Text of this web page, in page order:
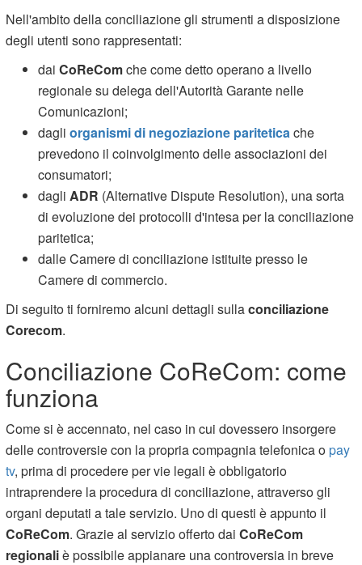
Nell'ambito della conciliazione gli strumenti a disposizione
degli utenti sono rappresentati:
daiCoReComche come detto operano a livello
regionale su delega dell'Autorità Garante nelle
Comunicazioni;
dagliorganismi di negoziazione paritetica che
prevedono il coinvolgimento delle associazioni dei
consumatori;
dagli ADR (Alternative Dispute Resolution), una sorta
di evoluzione dei protocolli d'intesa per la conciliazione
paritetica;
dalle Camere di conciliazione istituite presso le
Camere di commercio.
Di seguito ti forniremo alcuni dettagli sullaconciliazione
Corecom.
Conciliazione CoReCom: come
funziona
Come si è accennato, nel caso in cui dovessero insorgere
delle controversie con la propria compagnia telefonica opay
tv, prima di procedere per vie legali è obbligatorio
intraprendere la procedura di conciliazione, attraverso gli
organi deputati a tale servizio. Uno di questi è appunto il
CoReCom. Grazie al servizio offerto daiCoReCom
regionaliè possibile appianare una controversia in breve